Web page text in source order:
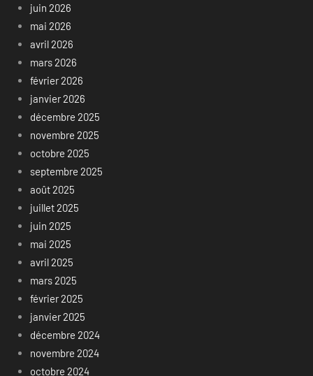
juin 2026
mai 2026
avril 2026
mars 2026
février 2026
janvier 2026
décembre 2025
novembre 2025
octobre 2025
septembre 2025
août 2025
juillet 2025
juin 2025
mai 2025
avril 2025
mars 2025
février 2025
janvier 2025
décembre 2024
novembre 2024
octobre 2024